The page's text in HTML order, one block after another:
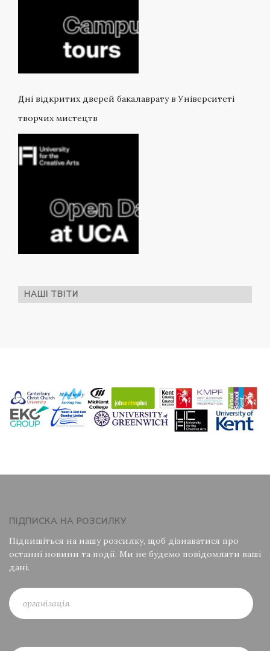
Дні відкритих дверей бакалаврату в Університеті
творчих мистецтв
НАШІ ТВІТИ
ПІДПИСКА НА РОЗСИЛКУ
Підпишіться на нашу розсилку, щоб дізнаватися про
останні новини та події. Ми не будемо повідомляти ваші
дані.